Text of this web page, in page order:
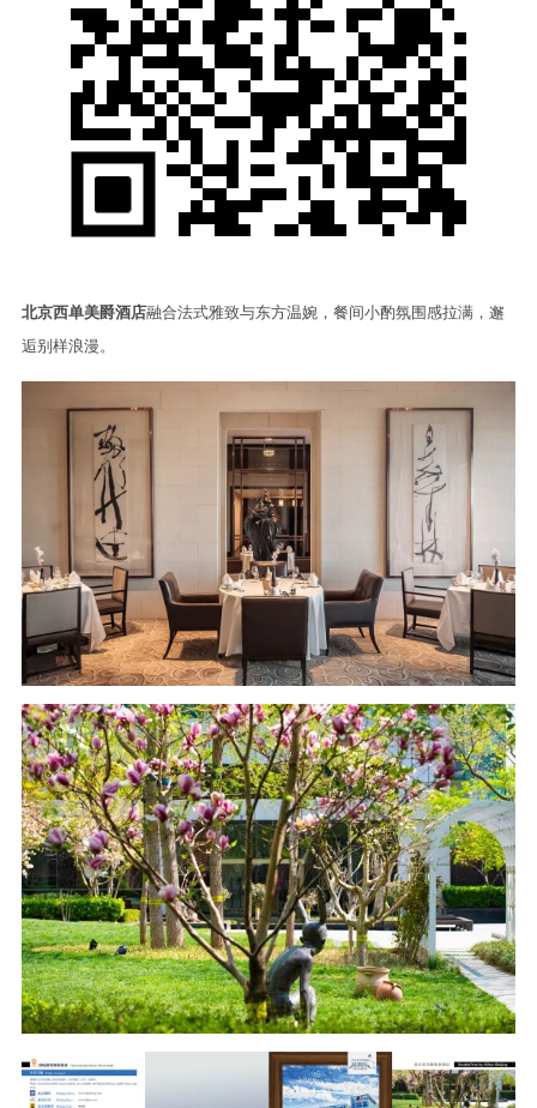
北京西单美爵酒店融合法式雅致与东方温婉，餐间小酌氛围感拉满，邂
逅别样浪漫。